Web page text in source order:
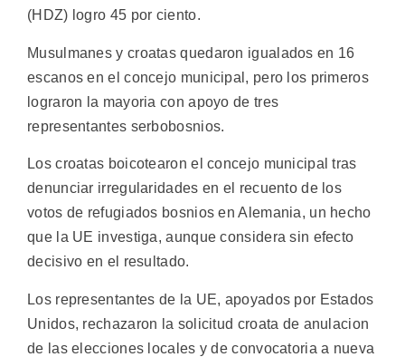
(HDZ) logro 45 por ciento.
Musulmanes y croatas quedaron igualados en 16
escanos en el concejo municipal, pero los primeros
lograron la mayoria con apoyo de tres
representantes serbobosnios.
Los croatas boicotearon el concejo municipal tras
denunciar irregularidades en el recuento de los
votos de refugiados bosnios en Alemania, un hecho
que la UE investiga, aunque considera sin efecto
decisivo en el resultado.
Los representantes de la UE, apoyados por Estados
Unidos, rechazaron la solicitud croata de anulacion
de las elecciones locales y de convocatoria a nueva